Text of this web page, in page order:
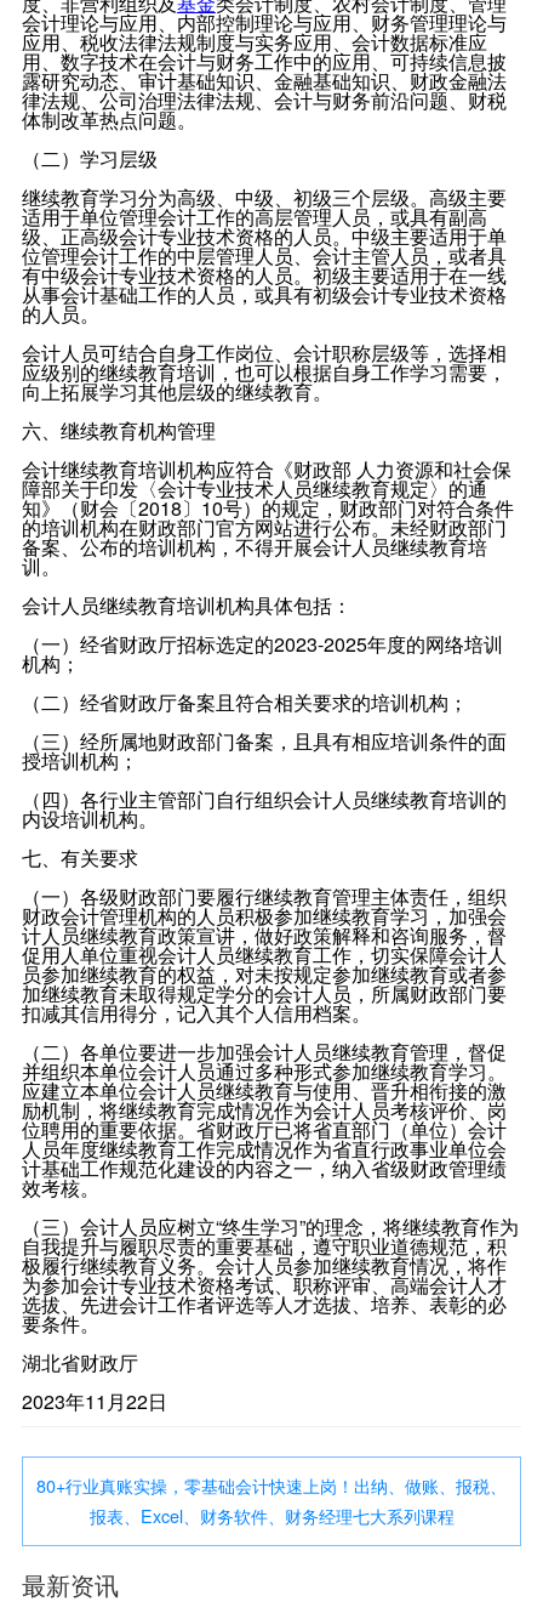
会计理论与应用、内部控制理论与应用、财务管理理论与
应用、税收法律法规制度与实务应用、会计数据标准应
用、数字技术在会计与财务工作中的应用、可持续信息披
露研究动态、审计基础知识、金融基础知识、财政金融法
律法规、公司治理法律法规、会计与财务前沿问题、财税
体制改革热点问题。
（二）学习层级
继续教育学习分为高级、中级、初级三个层级。高级主要
适用于单位管理会计工作的高层管理人员，或具有副高
级、正高级会计专业技术资格的人员。中级主要适用于单
位管理会计工作的中层管理人员、会计主管人员，或者具
有中级会计专业技术资格的人员。初级主要适用于在一线
从事会计基础工作的人员，或具有初级会计专业技术资格
的人员。
会计人员可结合自身工作岗位、会计职称层级等，选择相
应级别的继续教育培训，也可以根据自身工作学习需要，
向上拓展学习其他层级的继续教育。
六、继续教育机构管理
会计继续教育培训机构应符合《财政部 人力资源和社会保
障部关于印发〈会计专业技术人员继续教育规定〉的通
知》（财会〔2018〕10号）的规定，财政部门对符合条件
的培训机构在财政部门官方网站进行公布。未经财政部门
备案、公布的培训机构，不得开展会计人员继续教育培
训。
会计人员继续教育培训机构具体包括：
（一）经省财政厅招标选定的2023-2025年度的网络培训
机构；
（二）经省财政厅备案且符合相关要求的培训机构；
（三）经所属地财政部门备案，且具有相应培训条件的面
授培训机构；
（四）各行业主管部门自行组织会计人员继续教育培训的
内设培训机构。
七、有关要求
（一）各级财政部门要履行继续教育管理主体责任，组织
财政会计管理机构的人员积极参加继续教育学习，加强会
计人员继续教育政策宣讲，做好政策解释和咨询服务，督
促用人单位重视会计人员继续教育工作，切实保障会计人
员参加继续教育的权益，对未按规定参加继续教育或者参
加继续教育未取得规定学分的会计人员，所属财政部门要
扣减其信用得分，记入其个人信用档案。
（二）各单位要进一步加强会计人员继续教育管理，督促
并组织本单位会计人员通过多种形式参加继续教育学习。
应建立本单位会计人员继续教育与使用、晋升相衔接的激
励机制，将继续教育完成情况作为会计人员考核评价、岗
位聘用的重要依据。省财政厅已将省直部门（单位）会计
人员年度继续教育工作完成情况作为省直行政事业单位会
计基础工作规范化建设的内容之一，纳入省级财政管理绩
效考核。
（三）会计人员应树立“终生学习”的理念，将继续教育作为
自我提升与履职尽责的重要基础，遵守职业道德规范，积
极履行继续教育义务。会计人员参加继续教育情况，将作
为参加会计专业技术资格考试、职称评审、高端会计人才
选拔、先进会计工作者评选等人才选拔、培养、表彰的必
要条件。
湖北省财政厅
2023年11月22日
80+行业真账实操，零基础会计快速上岗！出纳、做账、报税、
报表、Excel、财务软件、财务经理七大系列课程
最新资讯